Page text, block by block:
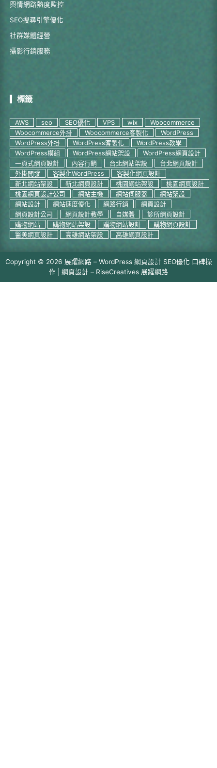
輿情網路熱度監控
SEO搜尋引擎優化
社群媒體經營
攝影行銷服務
標籤
AWS seo SEO優化 VPS wix
Woocommerce
Woocommerce外掛
Woocommerce客製化
WordPress
WordPress外掛
WordPress客製化
WordPress教學
WordPress模組
WordPress網站架設
WordPress網頁設計
一頁式網頁設計
內容行銷 台北網站架設
台北網頁設計
外掛開發
客製化WordPress
客製化網頁設計
新北網站架設
新北網頁設計 桃園網站架設
桃園網頁設計
桃園網頁設計公司
網站主機 網站伺服器
網站架設
網站設計
網站速度優化 網路行銷
網頁設計
網頁設計公司
網頁設計教學 自媒體
診所網頁設計
購物網站
購物網站架設 購物網站設計
購物網頁設計
醫美網頁設計
高雄網站架設 高雄網頁設計
Copyright © 2026 展躍網路 – WordPress 網頁設計 SEO優化 口碑操
作 | 網頁設計 – RiseCreatives 展躍網路